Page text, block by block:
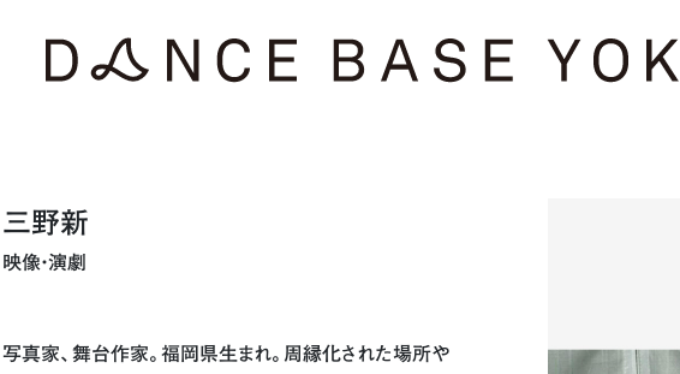
三野新
映像・演劇
写真家、舞台作家。福岡県生まれ。周縁化された場所や